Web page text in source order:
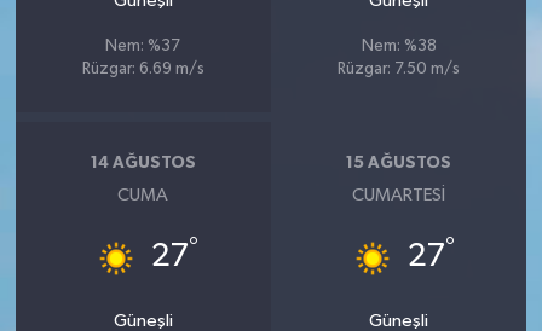
Nem: %37
Rüzgar: 6.69 m/s
Nem: %38
Rüzgar: 7.50 m/s
14 AĞUSTOS
CUMA
27°
Güneşli
15 AĞUSTOS
CUMARTESI
27°
Güneşli